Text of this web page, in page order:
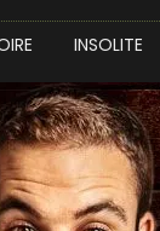
INSOLITE